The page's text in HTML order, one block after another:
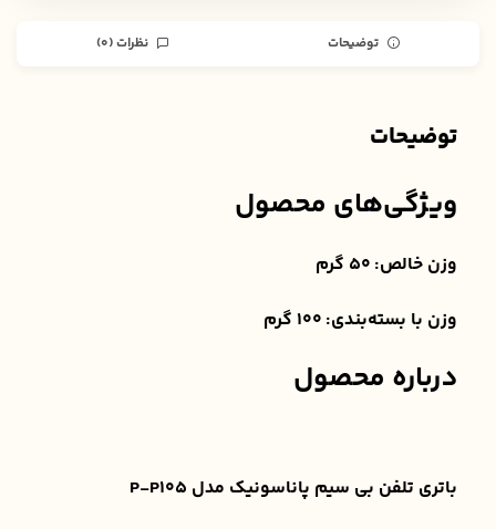
توضیحات نظرات (0)
توضیحات
ویژگی‌های محصول
وزن خالص: 50 گرم
وزن با بسته‌بندی: 100 گرم
درباره محصول
باتری تلفن بی سیم پاناسونیک مدل P-P105